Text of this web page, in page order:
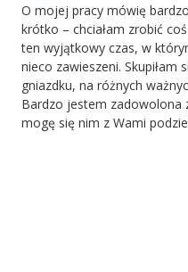
O mojej pracy mówię
krótko – chciałam zrobić
ten wyjątkowy czas, w
nieco zawieszeni. Skupiłam
gniazdku, na różnych
Bardzo jestem zadowolona
mogę się nim z Wami